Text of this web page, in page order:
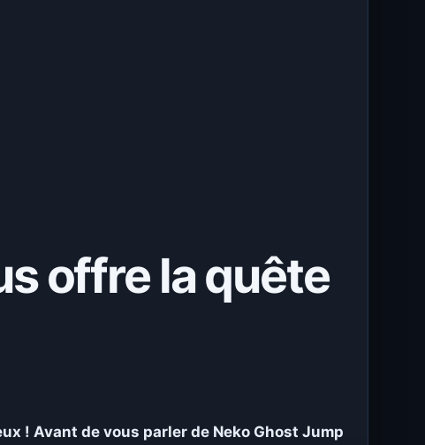
offre la quête
! Avant de vous parler de Neko Ghost Jump